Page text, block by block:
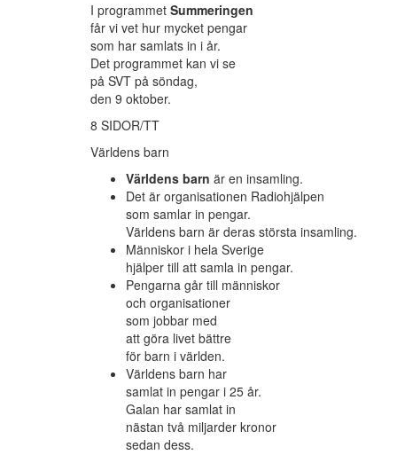
I programmet Summeringen
får vi vet hur mycket pengar
som har samlats in i år.
Det programmet kan vi se
på SVT på söndag,
den 9 oktober.
8 SIDOR/TT
Världens barn
Världens barn är en insamling.
Det är organisationen Radiohjälpen
som samlar in pengar.
Världens barn är deras största insamling.
Människor i hela Sverige
hjälper till att samla in pengar.
Pengarna går till människor
och organisationer
som jobbar med
att göra livet bättre
för barn i världen.
Världens barn har
samlat in pengar i 25 år.
Galan har samlat in
nästan två miljarder kronor
sedan dess.